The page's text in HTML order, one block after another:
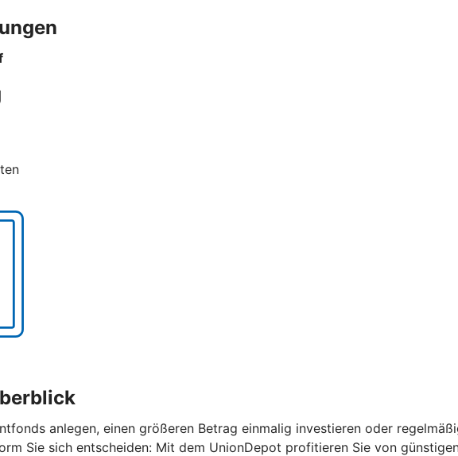
anlegen, einen größeren Betrag einmalig investieren oder
Sie sich entscheiden: Mit dem UnionDepot profitieren Sie von